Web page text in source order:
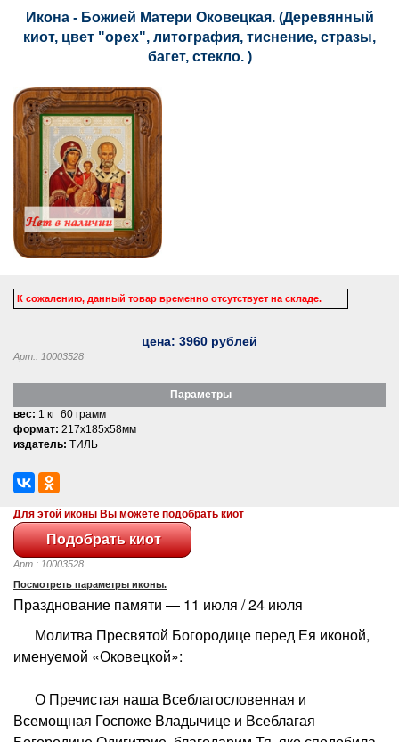
Икона - Божией Матери Оковецкая. (Деревянный
киот, цвет "орех", литография, тиснение, стразы,
багет, стекло. )
К сожалению, данный товар временно отсутствует на складе.
цена: 3960 рублей
Арт.: 10003528
Параметры
вес: 1 кг 60 грамм
формат: 217x185x58мм
издатель: ТИЛЬ
Для этой иконы Вы можете подобрать киот
Арт.: 10003528
Посмотреть параметры иконы.
Празднование памяти — 11 июля / 24 июля
Молитва Пресвятой Богородице перед Ея иконой,
именуемой «Оковецкой»:
О Пречистая наша Всеблагословенная и
Всемощная Госпоже Владычице и Всеблагая